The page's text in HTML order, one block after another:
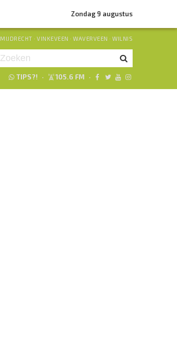
Zondag 9 augustus
MIJDRECHT · VINKEVEEN · WAVERVEEN · WILNIS
TIPS?! · 105.6 FM ·